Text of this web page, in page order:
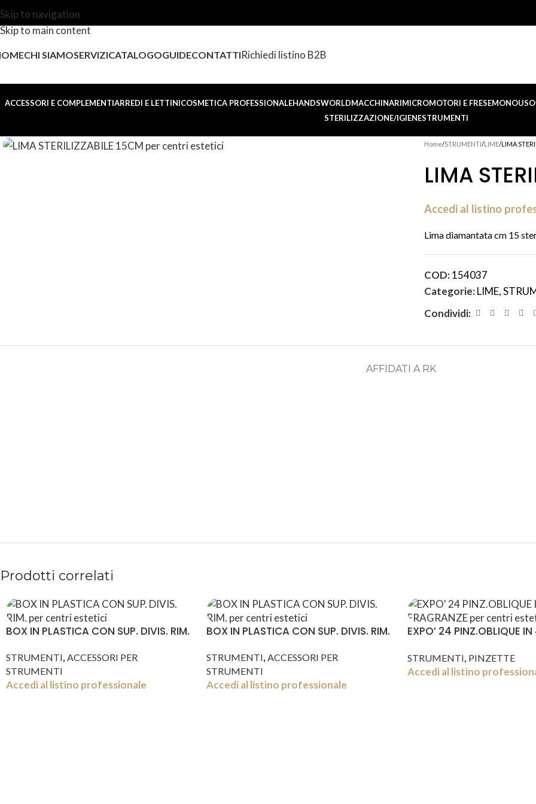
Skip to navigation
Skip to main content
CHI SIAMOSERVIZICATALOGOGUIDECONTATTIRichiedi listino B2B
ACCESSORI E COMPLEMENTIARREDI E LETTINICOSMETICA PROFESSIONALEHANDSWORLDMACCHINARIMICROMOTORI E FRESEMONOUSO
STERILIZZAZIONE/IGIENESTRUMENTI
Home STRUMENTI LIME LIMA
LIMA
Accedi al listino
Lima diamantata cm 15
COD:154037
Categorie: LIME,
Condividi:
AFFIDATI A RK
Prodotti correlati
BOX IN PLASTICA CON SUP. DIVIS. RIM.
STRUMENTI, ACCESSORI PER
STRUMENTI
Accedi al listino professionale
BOX IN PLASTICA CON SUP. DIVIS. RIM.
STRUMENTI, ACCESSORI PER
STRUMENTI
Accedi al listino professionale
EXPO’ 24 PINZ.OBLIQUE IN
STRUMENTI, PINZETTE
Accedi al listino